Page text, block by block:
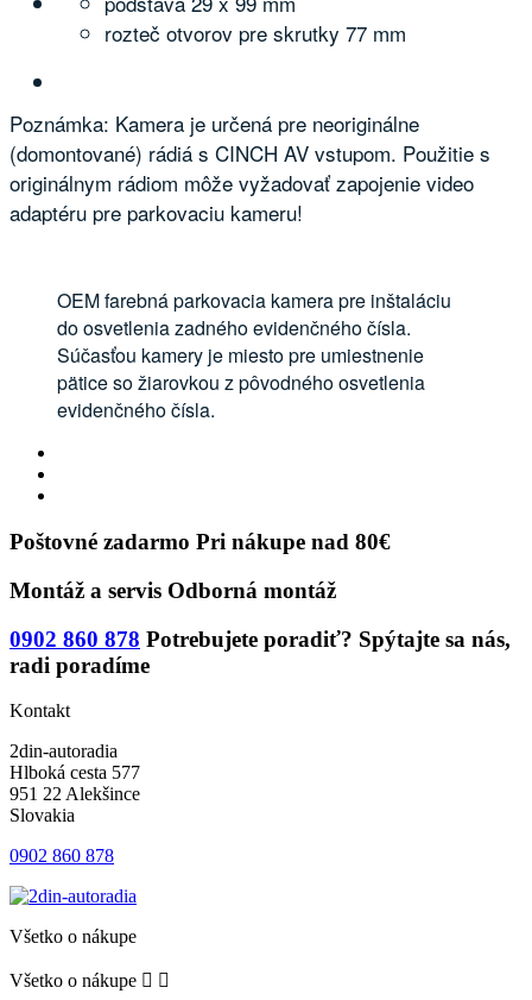
rozteč otvorov pre skrutky 77 mm
Poznámka: Kamera je určená pre neoriginálne
(domontované) rádiá s CINCH AV vstupom. Použitie s
originálnym rádiom môže vyžadovať zapojenie video
adaptéru pre parkovaciu kameru!
OEM farebná parkovacia kamera pre inštaláciu
do osvetlenia zadného evidenčného čísla.
Súčasťou kamery je miesto pre umiestnenie
pätice so žiarovkou z pôvodného osvetlenia
evidenčného čísla.
Poštovné zadarmo Pri nákupe nad 80€
Montáž a servis Odborná montáž
0902 860 878 Potrebujete poradiť? Spýtajte sa nás,
radi poradíme
Kontakt
2din-autoradia
Hlboká cesta 577
951 22 Alekšince
Slovakia
0902 860 878
Všetko o nákupe
Všetko o nákupe  